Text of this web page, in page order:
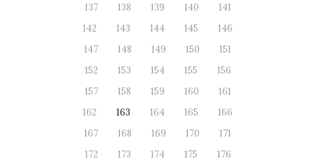
137
138 139 140
141
142
143 144 145
146
147
148 149 150
151
152
153 154 155
156
157
158 159 160
161
162
163 164 165
166
167
168 169 170
171
172
173 174 175
176